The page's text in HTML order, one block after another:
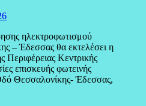
ηλεκτροφωτισμού
– Έδεσσας θα εκτελέσει η
Περιφέρειας Κεντρικής
επισκευής φωτεινής
Θεσσαλονίκης- Έδεσσας,